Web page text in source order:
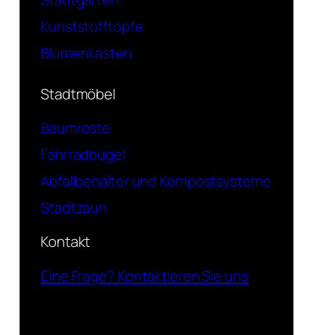
Kunststofftöpfe
Blumenkästen
Stadtmöbel
Baumroste
Fahrradbügel
Abfallbehälter und Kompostsysteme
Stadtzaun
Kontakt
Eine Frage? Kontaktieren Sie uns